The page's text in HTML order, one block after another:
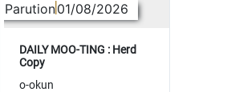
Parution01/08/2026
DAILY MOO-TING : Herd
Copy
o-okun